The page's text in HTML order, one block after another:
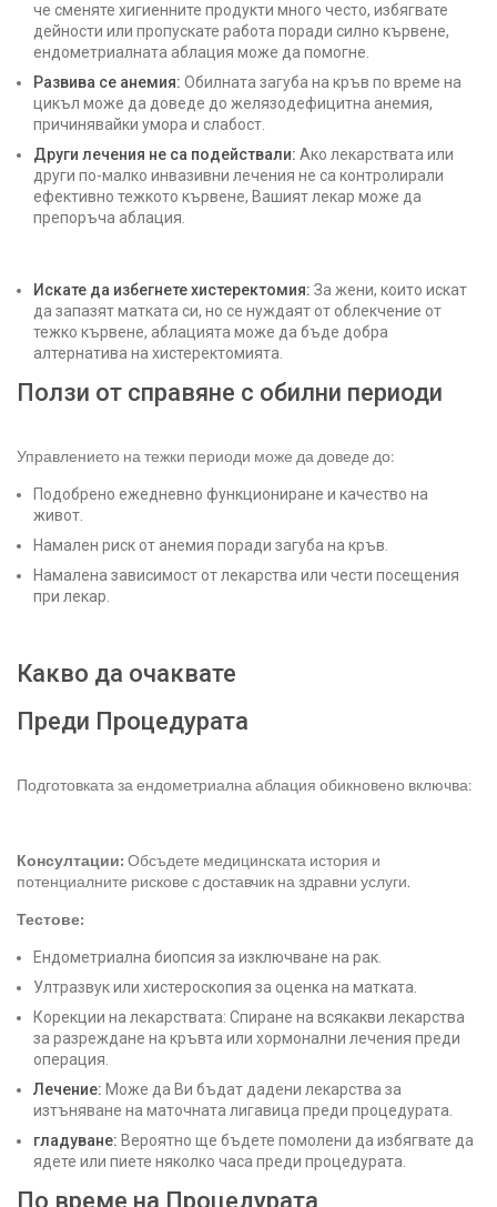
че сменяте хигиенните продукти много често, избягвате
дейности или пропускате работа поради силно кървене,
ендометриалната аблация може да помогне.
Развива се анемия: Обилната загуба на кръв по време на
цикъл може да доведе до желязодефицитна анемия,
причинявайки умора и слабост.
Други лечения не са подействали: Ако лекарствата или
други по-малко инвазивни лечения не са контролирали
ефективно тежкото кървене, Вашият лекар може да
препоръча аблация.
Искате да избегнете хистеректомия: За жени, които искат
да запазят матката си, но се нуждаят от облекчение от
тежко кървене, аблацията може да бъде добра
алтернатива на хистеректомията.
Ползи от справяне с обилни периоди
Управлението на тежки периоди може да доведе до:
Подобрено ежедневно функциониране и качество на
живот.
Намален риск от анемия поради загуба на кръв.
Намалена зависимост от лекарства или чести посещения
при лекар.
Какво да очаквате
Преди Процедурата
Подготовката за ендометриална аблация обикновено включва:
Консултации: Обсъдете медицинската история и
потенциалните рискове с доставчик на здравни услуги.
Тестове:
Ендометриална биопсия за изключване на рак.
Ултразвук или хистероскопия за оценка на матката.
Корекции на лекарствата: Спиране на всякакви лекарства
за разреждане на кръвта или хормонални лечения преди
операция.
Лечение: Може да Ви бъдат дадени лекарства за
изтъняване на маточната лигавица преди процедурата.
гладуване: Вероятно ще бъдете помолени да избягвате да
ядете или пиете няколко часа преди процедурата.
По време на Процедурата